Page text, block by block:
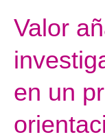
Valor
en un
Valor
añadido
de
investigación
traslacional
en